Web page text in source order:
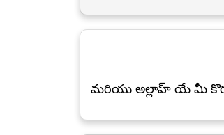
మరియు అల్లాహ్ యే మీ